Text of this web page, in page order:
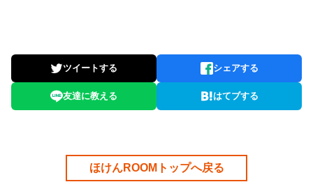
ツイートする シェアする
友達に教える はてブする
ほけんROOMトップへ戻る